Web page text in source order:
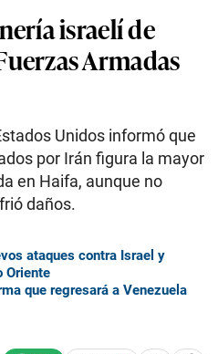
israelí de
Armadas
Unidos informó que
por Irán figura la mayor
en Haifa, aunque no
daños.
ataques contra Israel y
Oriente
que regresará a Venezuela